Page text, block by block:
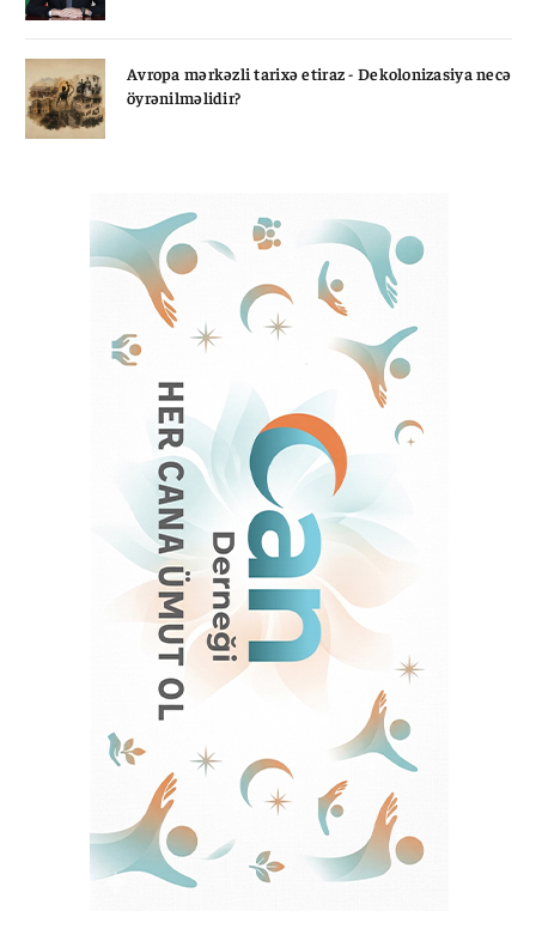
Avropa mərkəzli tarixə etiraz - Dekolonizasiya necə
öyrənilməlidir?